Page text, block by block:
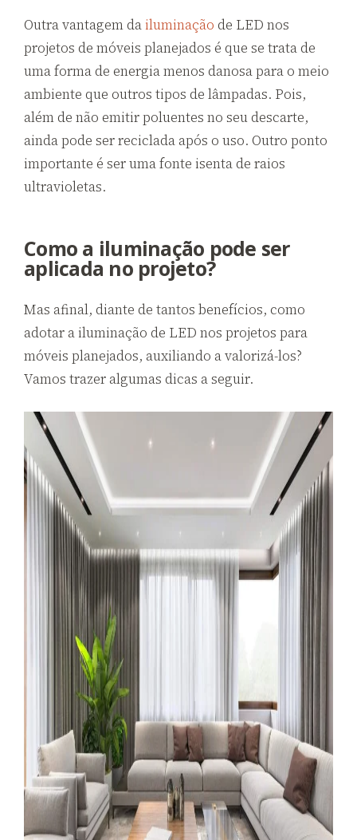
Outra vantagem da iluminação de LED nos
projetos de móveis planejados é que se trata de
uma forma de energia menos danosa para o meio
ambiente que outros tipos de lâmpadas. Pois,
além de não emitir poluentes no seu descarte,
ainda pode ser reciclada após o uso. Outro ponto
importante é ser uma fonte isenta de raios
ultravioletas.
Como a iluminação pode ser
aplicada no projeto?
Mas afinal, diante de tantos benefícios, como
adotar a iluminação de LED nos projetos para
móveis planejados, auxiliando a valorizá-los?
Vamos trazer algumas dicas a seguir.